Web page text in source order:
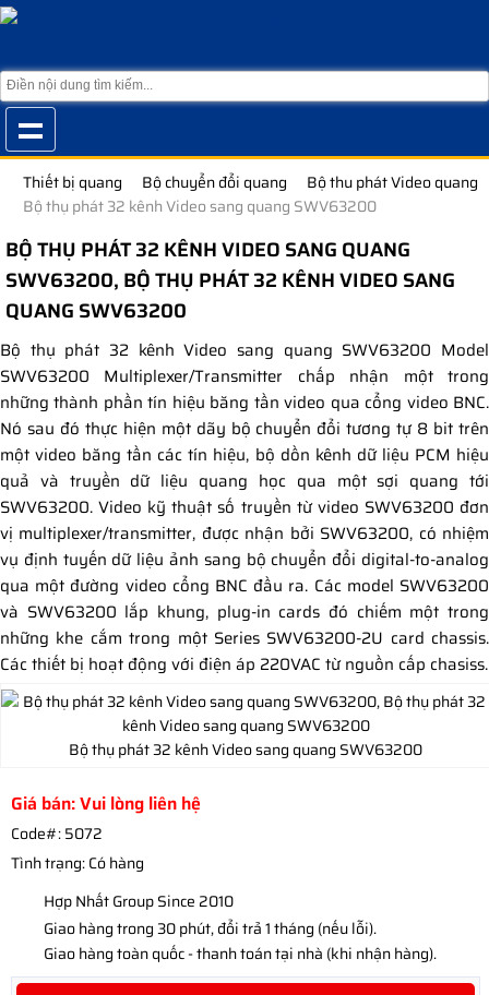
Thiết bị quang Bộ chuyển đổi quang
Bộ thu phát Video quang
Bộ thụ phát 32 kênh Video sang quang SWV63200
BỘ THỤ PHÁT 32 KÊNH VIDEO SANG QUANG
SWV63200, BỘ THỤ PHÁT 32 KÊNH VIDEO SANG
QUANG SWV63200
Bộ thụ phát 32 kênh Video sang quang SWV63200 Model
SWV63200 Multiplexer/Transmitter chấp nhận một trong
những thành phần tín hiệu băng tần video qua cổng video BNC.
Nó sau đó thực hiện một dãy bộ chuyển đổi tương tự 8 bit trên
một video băng tần các tín hiệu, bộ dồn kênh dữ liệu PCM hiệu
quả và truyền dữ liệu quang học qua một sợi quang tới
SWV63200. Video kỹ thuật số truyền từ video SWV63200 đơn
vị multiplexer/transmitter, được nhận bởi SWV63200, có nhiệm
vụ định tuyến dữ liệu ảnh sang bộ chuyển đổi digital-to-analog
qua một đường video cổng BNC đầu ra. Các model SWV63200
và SWV63200 lắp khung, plug-in cards đó chiếm một trong
những khe cắm trong một Series SWV63200-2U card chassis.
Các thiết bị hoạt động với điện áp 220VAC từ nguồn cấp chasiss.
Bộ thụ phát 32 kênh Video sang quang SWV63200
Giá bán: Vui lòng liên hệ
Code#:5072
Tình trạng:Có hàng
Hợp Nhất Group Since 2010
Giao hàng trong 30 phút, đổi trả 1 tháng (nếu lỗi).
Giao hàng toàn quốc - thanh toán tại nhà (khi nhận hàng).